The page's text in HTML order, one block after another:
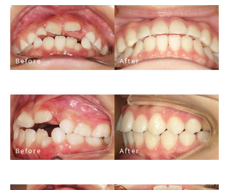
Before After
Before After